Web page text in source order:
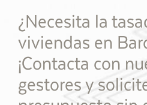
¿Necesita la
viviendas en
¡Contacta con
gestores y